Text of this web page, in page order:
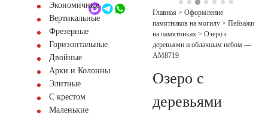
Обратный звонокЭкономичные
Вертикальные
Фрезерные
Горизонтальные
Двойные
Арки и Колонны
Элитные
С крестом
Маленькие
Главная > Оформление
памятников на могилу > Пейзажи
на памятниках > Озеро с
деревьями и облачным небом —
AM8719
Озеро с
деревьями